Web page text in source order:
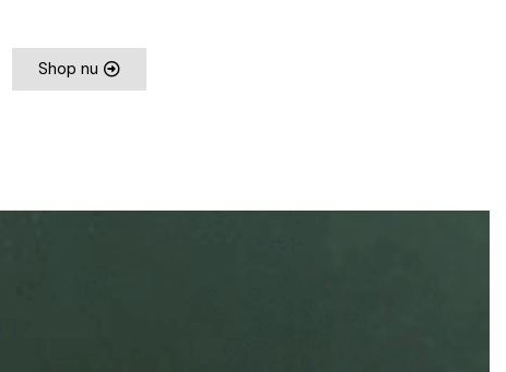
Shop nu